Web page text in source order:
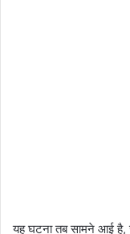
यह घटना तब सामने आई है,